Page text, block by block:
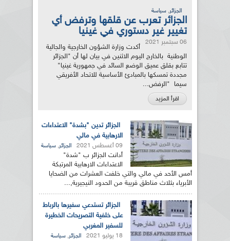
الجزائر, سياسة
الجزائر تعرب عن قلقها وترفض أي
تغيير غير دستوري في غينيا
06 سبتمبر 2021
أكدت وزارة الشؤون الخارجية والجالية
الوطنية بالخارج اليوم الاثنين في بيان لها أن "الجزائر
تتابع بقلق عميق الوضع السائد في جمهورية غينيا"
مجددة تمسكها بالمبادئ الأساسية للاتحاد الأفريقي
سيما "الرفض...
اقرأ المزيد
الجزائر تدين "بشدة" الاعتداءات
الارهابية في مالي
09 أغسطس 2021 الجزائر, سياسة
أدانت الجزائر ب "شدة"
الاعتداءات الارهابية المرتبكة
أمس الأحد في مالي والتي خلفت العشرات من الضحايا
الأبرياء بثلاث مناطق قريبة من الحدود النيجيرية,...
الجزائر تستدعي سفيرها بالرباط
على خلفية التصريحات الخطيرة
للسفير المغربي
18 يوليو 2021 الجزائر, سياسة